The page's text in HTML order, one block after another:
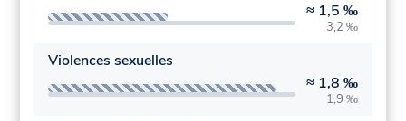
≈ 1,5 ‰
3,2 ‰
Violences sexuelles
≈ 1,8 ‰
1,9 ‰